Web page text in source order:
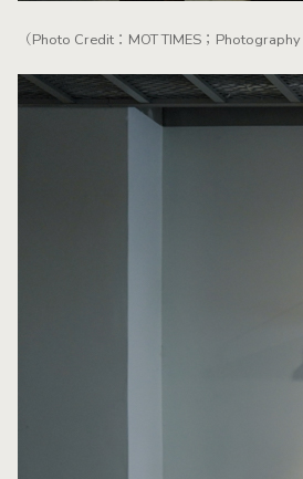
（Photo Credit：MOT TIMES；Photography